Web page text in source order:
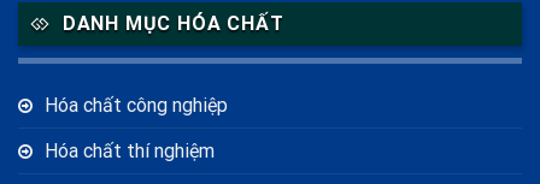
DANH MỤC HÓA CHẤT
Hóa chất công nghiệp
Hóa chất thí nghiệm